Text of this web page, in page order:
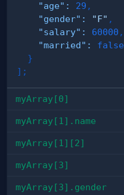
"age" : 29 ,
"gender" : "F" ,
"salary" : 60000 ,
"married" :
false
}
] ;
myArray[0]
myArray[1].name
myArray[1][2]
myArray[3]
myArray[3].gender